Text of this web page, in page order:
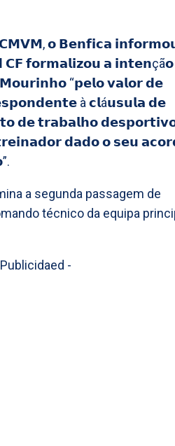
𝗼 𝗕𝗲𝗻𝗳𝗶𝗰𝗮
𝗳𝗼𝗿𝗺𝗮𝗹𝗶𝘇𝗼𝘂 𝗮 𝗶𝗻𝘁𝗲𝗻çã𝗼
“𝗽𝗲𝗹𝗼 𝘃𝗮𝗹𝗼𝗿 𝗱𝗲
à 𝗰𝗹á𝘂𝘀𝘂𝗹𝗮 𝗱𝗲
𝗱𝗲 𝘁𝗿𝗮𝗯𝗮𝗹𝗵𝗼
𝗱𝗮𝗱𝗼 𝗼 𝘀𝗲𝘂
a segunda passagem de
técnico da equipa
-